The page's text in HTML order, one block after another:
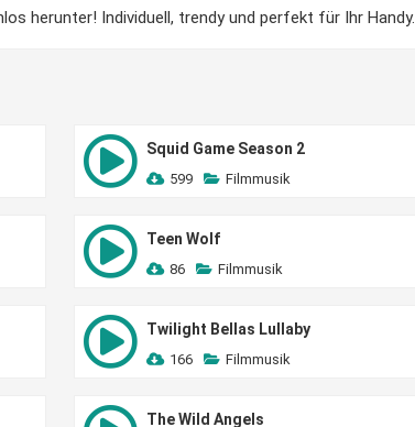
herunter! Individuell, trendy und perfekt für Ihr Handy.
Squid Game Season 2
599 Filmmusik
Teen Wolf
86 Filmmusik
Twilight Bellas Lullaby
166 Filmmusik
The Wild Angels